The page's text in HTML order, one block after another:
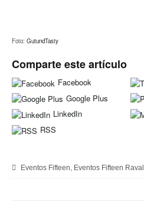
Foto: GutundTasty
Comparte este artículo
Facebook
Google Plus
LinkedIn
RSS
Eventos Fifteen Eventos Fifteen Raval